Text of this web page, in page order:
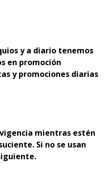
y a diario tenemos
en promoción
y promociones diarias
mientras estén
Si no se usan